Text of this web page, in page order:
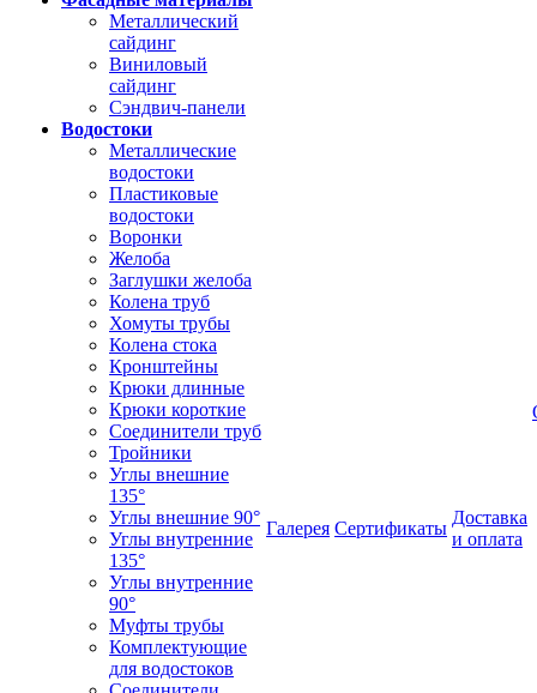
Металлический
сайдинг
Виниловый
сайдинг
Сэндвич-панели
Водостоки
Металлические
водостоки
Пластиковые
водостоки
Воронки
Желоба
Заглушки желоба
Колена труб
Хомуты трубы
Колена стока
Кронштейны
Крюки длинные
Крюки короткие
Соединители труб
Тройники
Углы внешние
135°
Углы внешние 90°
Углы внутренние
135°
Углы внутренние
90°
Муфты трубы
Комплектующие
для водостоков
Галерея Сертификаты
Доставка
и оплата